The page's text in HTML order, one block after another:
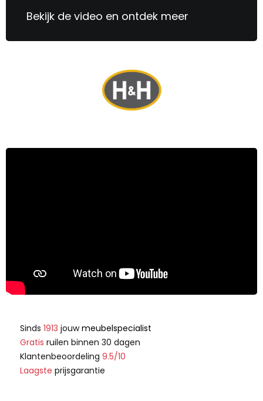
Bekijk de video en ontdek meer
Sinds 1913 jouwmeubelspecialist
Gratis ruilen binnen 30 dagen
Klantenbeoordeling 9.5/10
Laagste prijsgarantie